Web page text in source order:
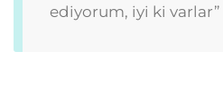
ediyorum, iyi ki varlar”